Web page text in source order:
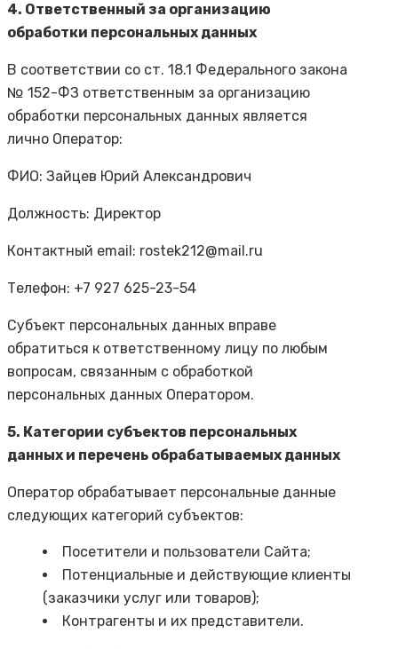
4. Ответственный за организацию
обработки персональных данных
В соответствии со ст. 18.1 Федерального закона
№ 152-ФЗ ответственным за организацию
обработки персональных данных является
лично Оператор:
ФИО: Зайцев Юрий Александрович
Должность: Директор
Контактный email: rostek212@mail.ru
Телефон: +7 927 625-23-54
Субъект персональных данных вправе
обратиться к ответственному лицу по любым
вопросам, связанным с обработкой
персональных данных Оператором.
5. Категории субъектов персональных
данных и перечень обрабатываемых данных
Оператор обрабатывает персональные данные
следующих категорий субъектов:
Посетители и пользователи Сайта;
Потенциальные и действующие клиенты
(заказчики услуг или товаров);
Контрагенты и их представители.